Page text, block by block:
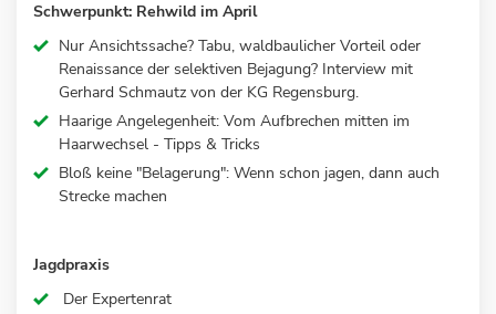
Schwerpunkt: Rehwild im April
Nur Ansichtssache? Tabu, waldbaulicher Vorteil oder
Renaissance der selektiven Bejagung? Interview mit
Gerhard Schmautz von der KG Regensburg.
Haarige Angelegenheit: Vom Aufbrechen mitten im
Haarwechsel - Tipps & Tricks
Bloß keine "Belagerung": Wenn schon jagen, dann auch
Strecke machen
Jagdpraxis
Der Expertenrat